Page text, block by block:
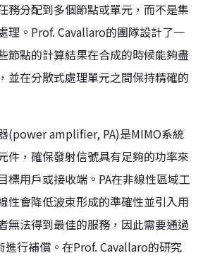
務分配到多個節點或單元，而不是集
理。Prof. Cavallaro的團隊設計了一
節點的計算結果在合成的時候能夠盡
並在分散式處理單元之間保持精確的
(power amplifier, PA)是MIMO系統
件，確保發射信號具有足夠的功率來
標用戶或接收端。PA在非線性區域工
性會降低波束形成的準確性並引入用
無法得到最佳的服務，因此需要通過
進行補償。在Prof. Cavallaro的研究